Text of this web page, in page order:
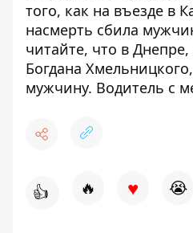
того, как на въезде в
насмерть сбила
читайте, что в Днепре,
Богдана
мужчину. Водитель с
👍 🔥 ♥ 😭